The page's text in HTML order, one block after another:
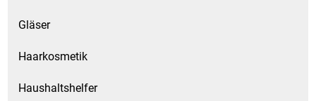
Patisserie
Pikante Snacks
Gläser
Haarkosmetik
Haushaltshelfer